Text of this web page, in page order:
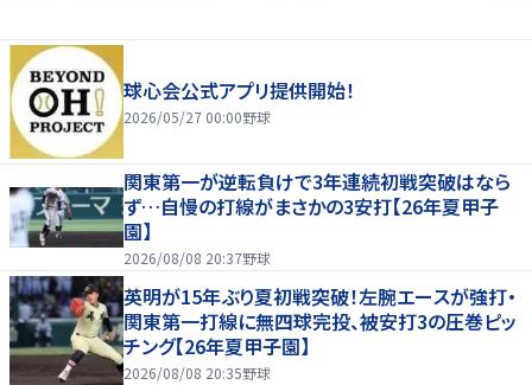
球心会公式アプリ提供開始！
2026/05/27 00:00野球
関東第一が逆転負けで3年連続初戦突破はなら
ず…自慢の打線がまさかの3安打【26年夏甲子
園】
2026/08/08 20:37野球
英明が15年ぶり夏初戦突破！左腕エースが強打・
関東第一打線に無四球完投、被安打3の圧巻ピッ
チング【26年夏甲子園】
2026/08/08 20:35野球